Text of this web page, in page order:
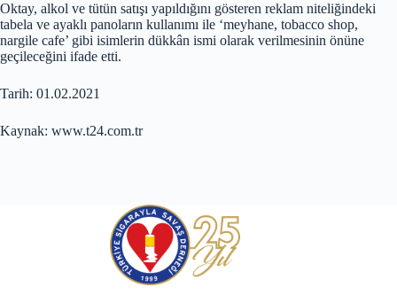
Oktay, alkol ve tütün satışı yapıldığını gösteren reklam niteliğindeki
tabela ve ayaklı panoların kullanımı ile ‘meyhane, tobacco shop,
nargile cafe’ gibi isimlerin dükkân ismi olarak verilmesinin önüne
geçileceğini ifade etti.
Tarih: 01.02.2021
Kaynak: www.t24.com.tr